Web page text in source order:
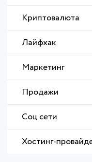
Криптовалюта
Лайфхак
Маркетинг
Продажи
Соц сети
Хостинг-